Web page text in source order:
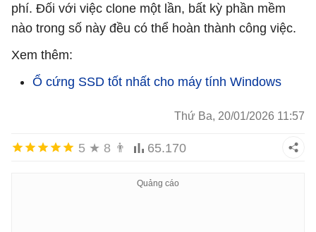
phí. Đối với việc clone một lần, bất kỳ phần mềm
nào trong số này đều có thể hoàn thành công việc.
Xem thêm:
Ổ cứng SSD tốt nhất cho máy tính Windows
Thứ Ba, 20/01/2026 11:57
5 ★ 8 👨 65.170